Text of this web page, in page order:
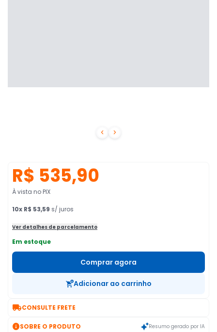
 
R$ 535,90
À vista no PIX
10x R$ 53,59 s/ juros
Ver detalhes de parcelamento
Em estoque
Comprar agora
Adicionar ao carrinho
CONSULTE FRETE
SOBRE O PRODUTO Resumo gerado por IA